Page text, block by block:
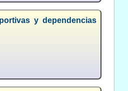
y dependencias